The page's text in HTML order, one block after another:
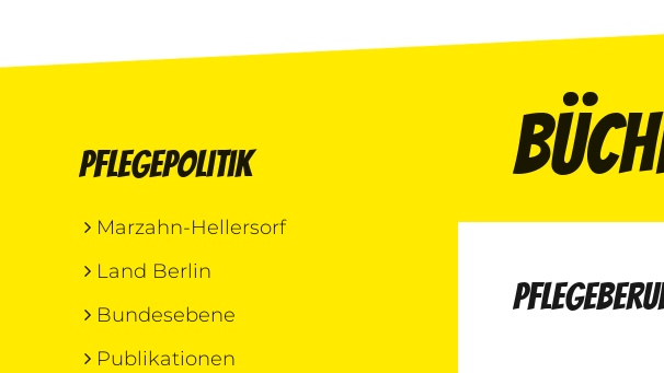
Pflegepolitik
Marzahn-Hellersorf
Land Berlin
Bundesebene
Publikationen